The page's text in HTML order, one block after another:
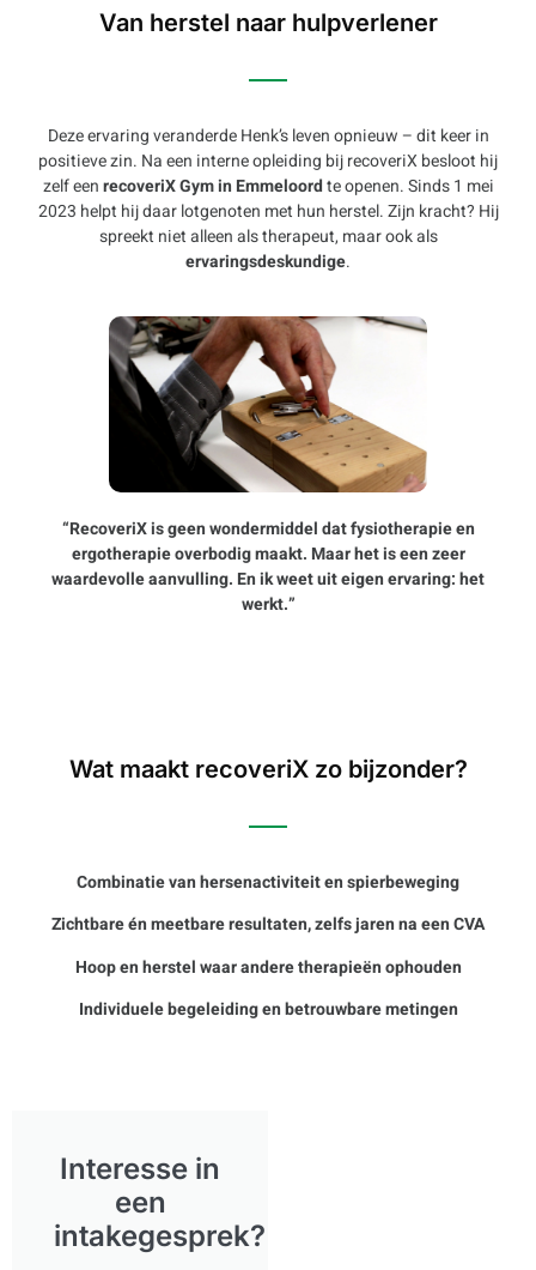
Van herstel naar hulpverlener
Deze ervaring veranderde Henk’s leven opnieuw – dit keer in
positieve zin. Na een interne opleiding bij recoveriX besloot hij
zelf eenrecoveriX Gym in Emmeloordte openen. Sinds 1 mei
2023 helpt hij daar lotgenoten met hun herstel. Zijn kracht? Hij
spreekt niet alleen als therapeut, maar ook als
ervaringsdeskundige.
“RecoveriX is geen wondermiddel dat fysiotherapie en
ergotherapie overbodig maakt. Maar het is een zeer
waardevolle aanvulling. En ik weet uit eigen ervaring: het
werkt.”
Wat maakt recoveriX zo bijzonder?
Combinatie van hersenactiviteit en spierbeweging
Zichtbare én meetbare resultaten, zelfs jaren na een CVA
Hoop en herstel waar andere therapieën ophouden
Individuele begeleiding en betrouwbare metingen
Interesse in
een
intakegesprek?